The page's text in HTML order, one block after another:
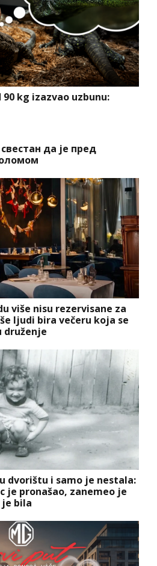
kg izazvao uzbunu:
да је пред
više nisu rezervisane za
ljudi bira večeru koja se
druženje
dvorištu i samo je nestala:
je pronašao, zanemeo je
je bila